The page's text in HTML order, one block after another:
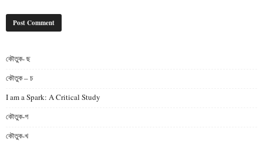
কৌতুক- ছ
কৌতুক – চ
I am a Spark: A Critical Study
কৌতুক-গ
কৌতুক-খ